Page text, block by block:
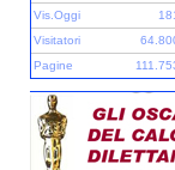
Vis.Oggi
Visitatori
Pagine